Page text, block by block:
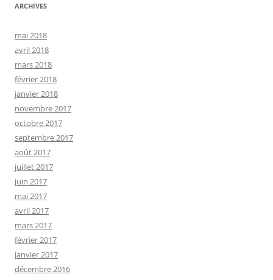
ARCHIVES
mai 2018
avril 2018
mars 2018
février 2018
janvier 2018
novembre 2017
octobre 2017
septembre 2017
août 2017
juillet 2017
juin 2017
mai 2017
avril 2017
mars 2017
février 2017
janvier 2017
décembre 2016